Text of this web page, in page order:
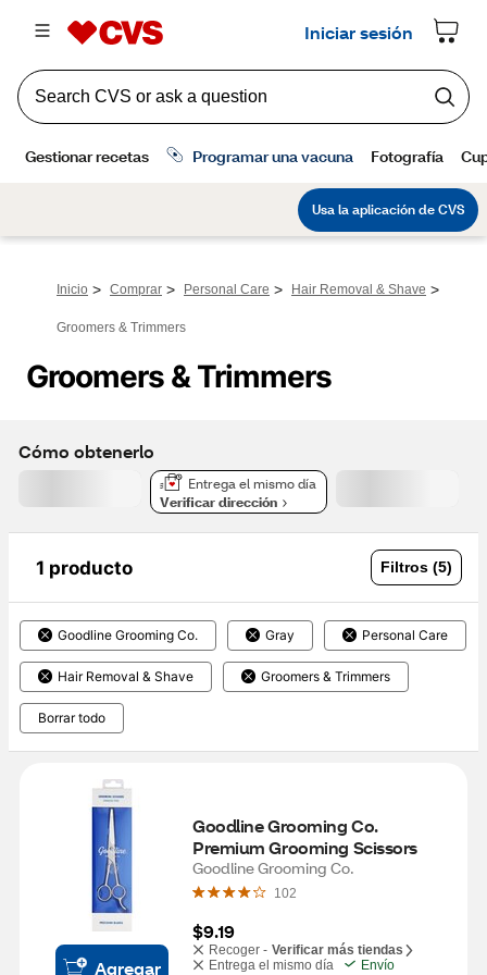
Inicio > Comprar > Personal Care > Hair Removal & Shave >
Groomers & Trimmers
Groomers & Trimmers
Cómo obtenerlo
Entrega el mismo día
Verificar dirección
1 producto Filtros (5)
Goodline Grooming Co. Gray Personal Care
Hair Removal & Shave Groomers & Trimmers
Borrar todo
Agregar
Goodline Grooming Co.
Premium Grooming Scissors
Goodline Grooming Co.
102
$9.19
Recoger - Verificar más tiendas
Entrega el mismo día
Envío